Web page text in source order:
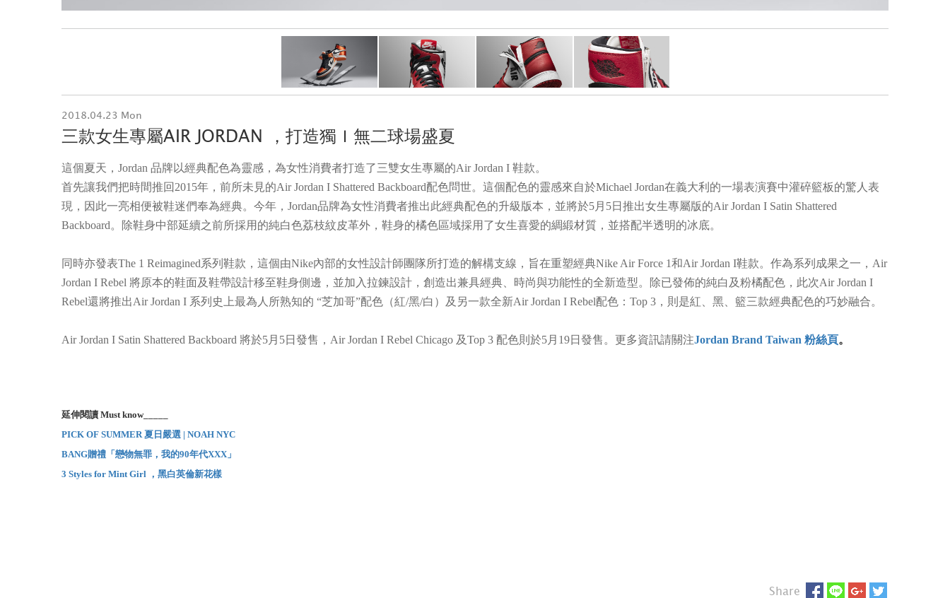
2018.04.23 Mon
三款女生專屬AIR JORDAN ，打造獨Ｉ無二球場盛夏
這個夏天，Jordan 品牌以經典配色為靈感，為女性消費者打造了三雙女生專屬的Air Jordan I 鞋款。
首先讓我們把時間推回2015年，前所未見的Air Jordan I Shattered Backboard配色問世。這個配色的靈感來自於Michael Jordan在義大利的一場表演賽中灌碎籃板的驚人表
現，因此一亮相便被鞋迷們奉為經典。今年，Jordan品牌為女性消費者推出此經典配色的升級版本，並將於5月5日推出女生專屬版的Air Jordan I Satin Shattered
Backboard。除鞋身中部延續之前所採用的純白色荔枝紋皮革外，鞋身的橘色區域採用了女生喜愛的綢緞材質，並搭配半透明的冰底。
同時亦發表The 1 Reimagined系列鞋款，這個由Nike內部的女性設計師團隊所打造的解構支線，旨在重塑經典Nike Air Force 1和Air Jordan I鞋款。作為系列成果之一，Air
Jordan I Rebel 將原本的鞋面及鞋帶設計移至鞋身側邊，並加入拉鍊設計，創造出兼具經典、時尚與功能性的全新造型。除已發佈的純白及粉橘配色，此次Air Jordan I
Rebel還將推出Air Jordan I 系列史上最為人所熟知的 “芝加哥”配色（紅/黑/白）及另一款全新Air Jordan I Rebel配色：Top 3，則是紅、黑、籃三款經典配色的巧妙融合。
Air Jordan I Satin Shattered Backboard 將於5月5日發售，Air Jordan I Rebel Chicago 及Top 3 配色則於5月19日發售。更多資訊請關注Jordan Brand Taiwan 粉絲頁。
延伸閱讀 Must know_____
PICK OF SUMMER 夏日嚴選 | NOAH NYC
BANG贈禮「戀物無罪，我的90年代XXX」
3 Styles for Mint Girl ，黑白英倫新花樣
Share